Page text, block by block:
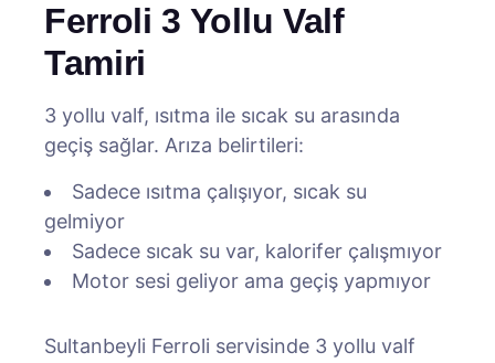
Ferroli 3 Yollu Valf
Tamiri
3 yollu valf, ısıtma ile sıcak su arasında
geçiş sağlar. Arıza belirtileri:
Sadece ısıtma çalışıyor, sıcak su
gelmiyor
Sadece sıcak su var, kalorifer çalışmıyor
Motor sesi geliyor ama geçiş yapmıyor
Sultanbeyli Ferroli servisinde 3 yollu valf